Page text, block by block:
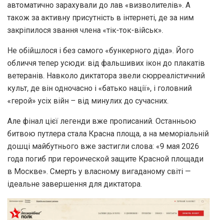
автоматично зарахували до лав «визволителів». А
також за активну присутність в інтернеті, де за ним
закріпилося звання члена «тік-ток-військ».
Не обійшлося і без самого «бункерного діда». Його
обличчя тепер усюди: від фальшивих ікон до плакатів
ветеранів. Навколо диктатора звели сюрреалістичний
культ, де він одночасно і «батько нації», і головний
«герой» усіх війн – від минулих до сучасних.
Але фінал цієї легенди вже прописаний. Останньою
битвою путлера стала Красна площа, а на меморіальній
дошці майбутнього вже застигли слова: «9 мая 2026
года погиб при героической защите Красной площади
в Москве». Смерть у власному вигаданому світі —
ідеальне завершення для диктатора.